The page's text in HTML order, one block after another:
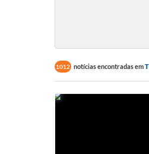
1012 notícias encontradas em